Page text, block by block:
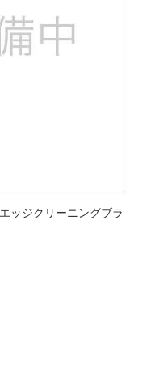
ッジクリーニングブラ